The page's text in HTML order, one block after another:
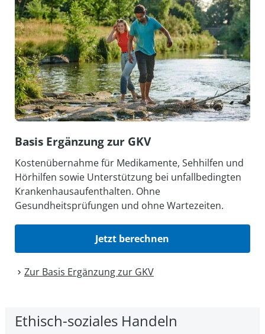
Basis Ergänzung zur GKV
Kostenübernahme für Medikamente, Sehhilfen und
Hörhilfen sowie Unterstützung bei unfallbedingten
Krankenhausaufenthalten. Ohne
Gesundheitsprüfungen und ohne Wartezeiten.
Jetzt berechnen
Zur Basis Ergänzung zur GKV
Ethisch-soziales Handeln